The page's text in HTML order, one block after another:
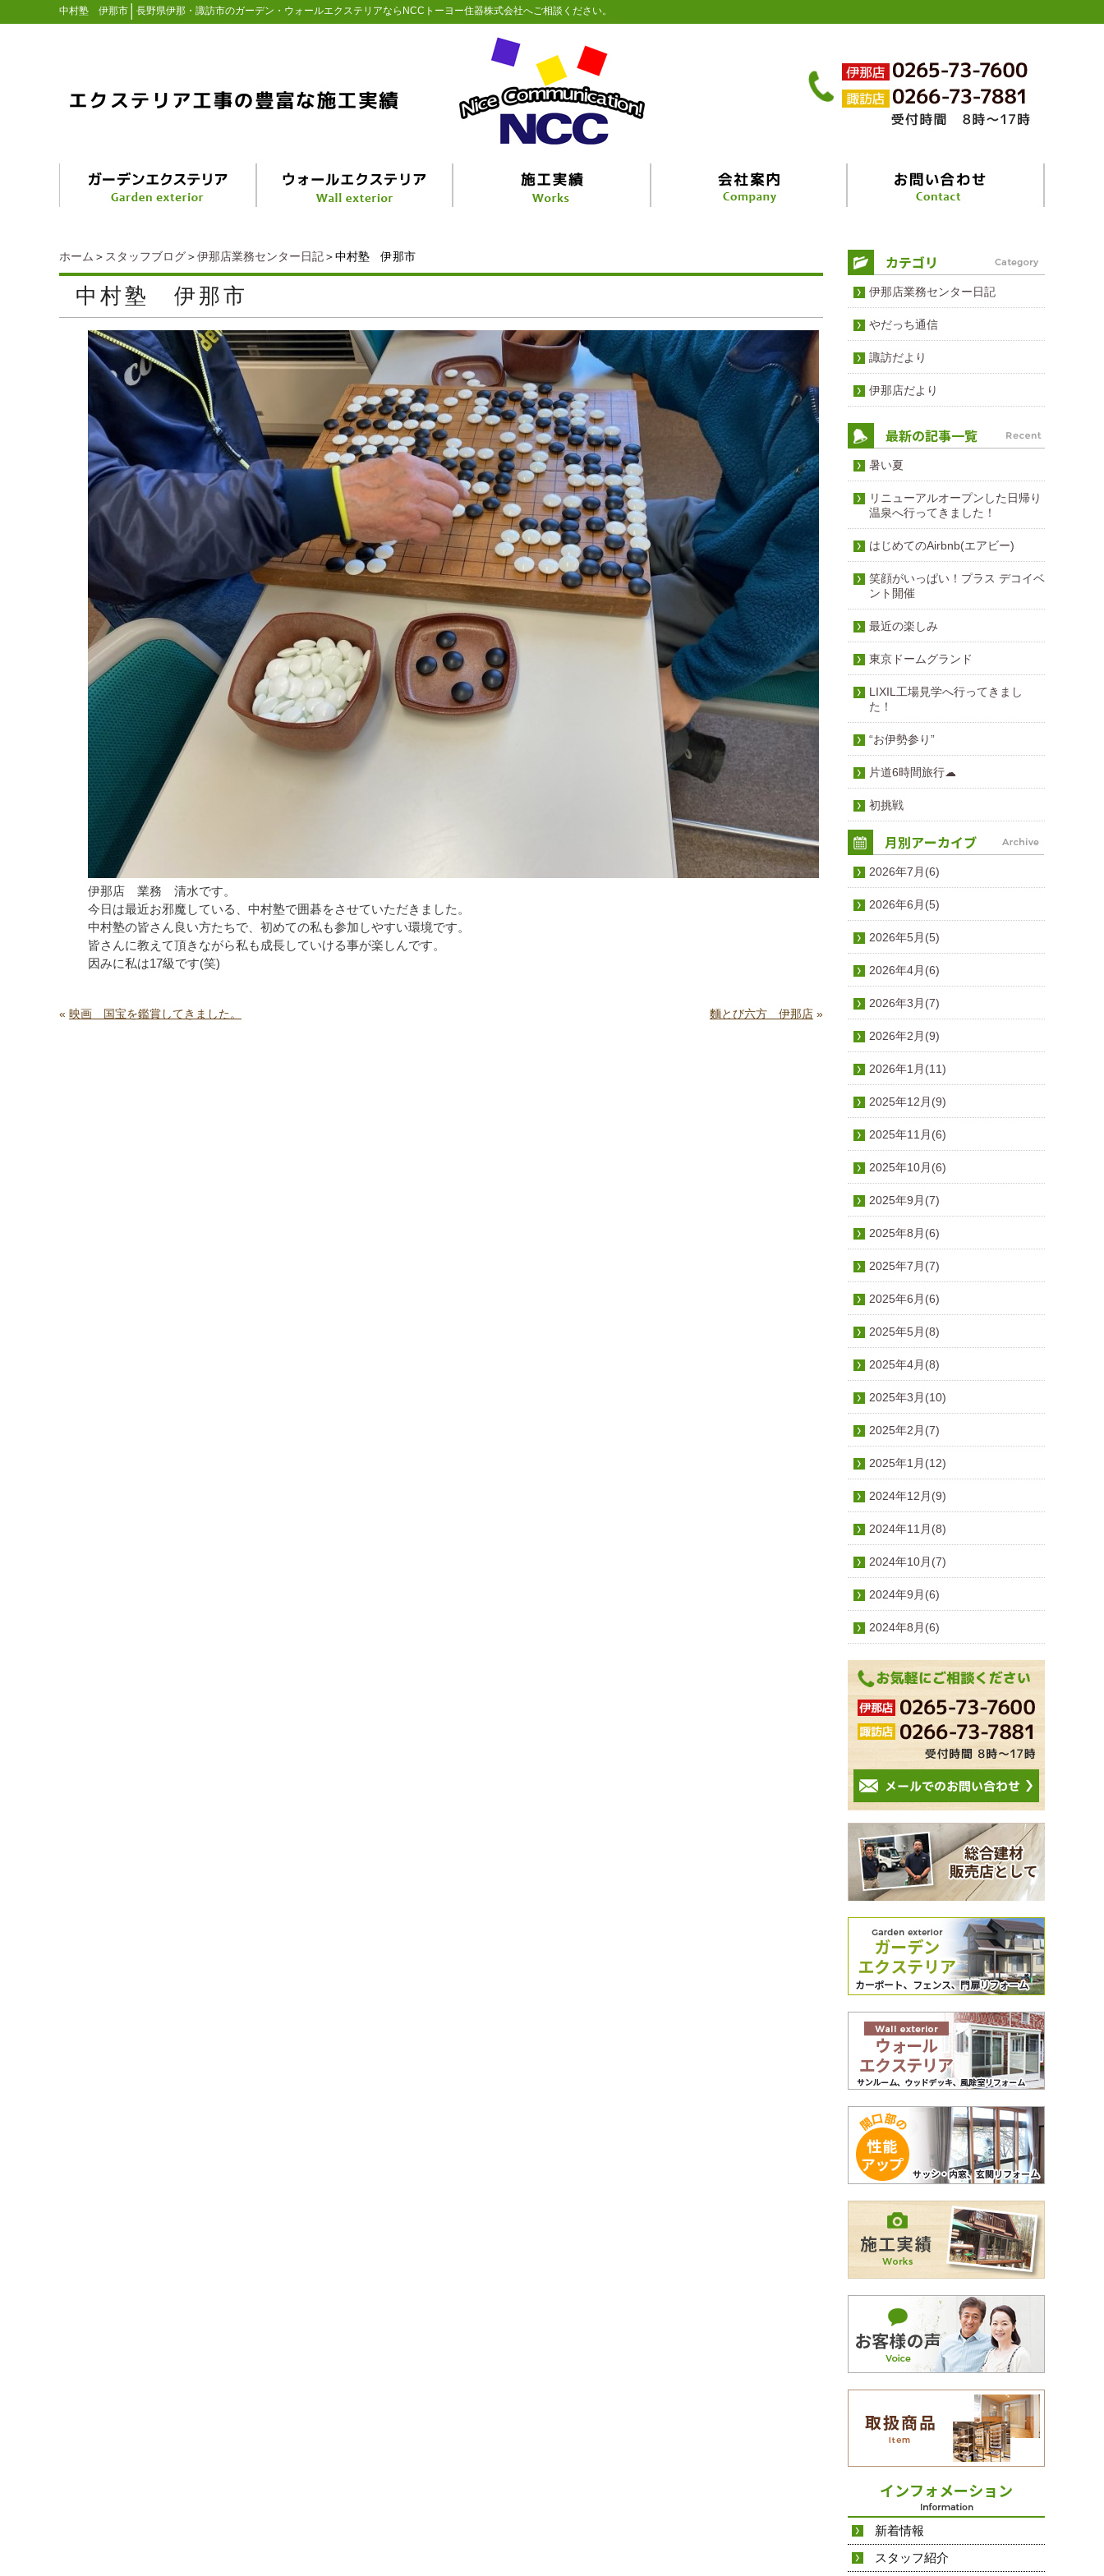
中村塾 伊那市 長野県伊那・諏訪市のガーデン・ウォールエクステリアならNCCトーヨー住器株式会社へご相談ください。
ホーム ＞ スタッフブログ＞伊那店業務センター日記＞中村塾 伊那市
中村塾 伊那市
伊那店 業務 清水です。
今日は最近お邪魔している、中村塾で囲碁をさせていただきました。
中村塾の皆さん良い方たちで、初めての私も参加しやすい環境です。
皆さんに教えて頂きながら私も成長していける事が楽しんです。
因みに私は17級です(笑)
« 映画 国宝を鑑賞してきました。 麵とび六方 伊那店 »
伊那店業務センター日記
やだっち通信
諏訪だより
伊那店だより
暑い夏
リニューアルオープンした日帰り
温泉へ行ってきました！
はじめてのAirbnb(エアビー)
笑顔がいっぱい！プラス デコイベ
ント開催
最近の楽しみ
東京ドームグランド
LIXIL工場見学へ行ってきまし
た！
“お伊勢参り”
片道6時間旅行☁
初挑戦
2026年7月(6)
2026年6月(5)
2026年5月(5)
2026年4月(6)
2026年3月(7)
2026年2月(9)
2026年1月(11)
2025年12月(9)
2025年11月(6)
2025年10月(6)
2025年9月(7)
2025年8月(6)
2025年7月(7)
2025年6月(6)
2025年5月(8)
2025年4月(8)
2025年3月(10)
2025年2月(7)
2025年1月(12)
2024年12月(9)
2024年11月(8)
2024年10月(7)
2024年9月(6)
2024年8月(6)
新着情報
スタッフ紹介